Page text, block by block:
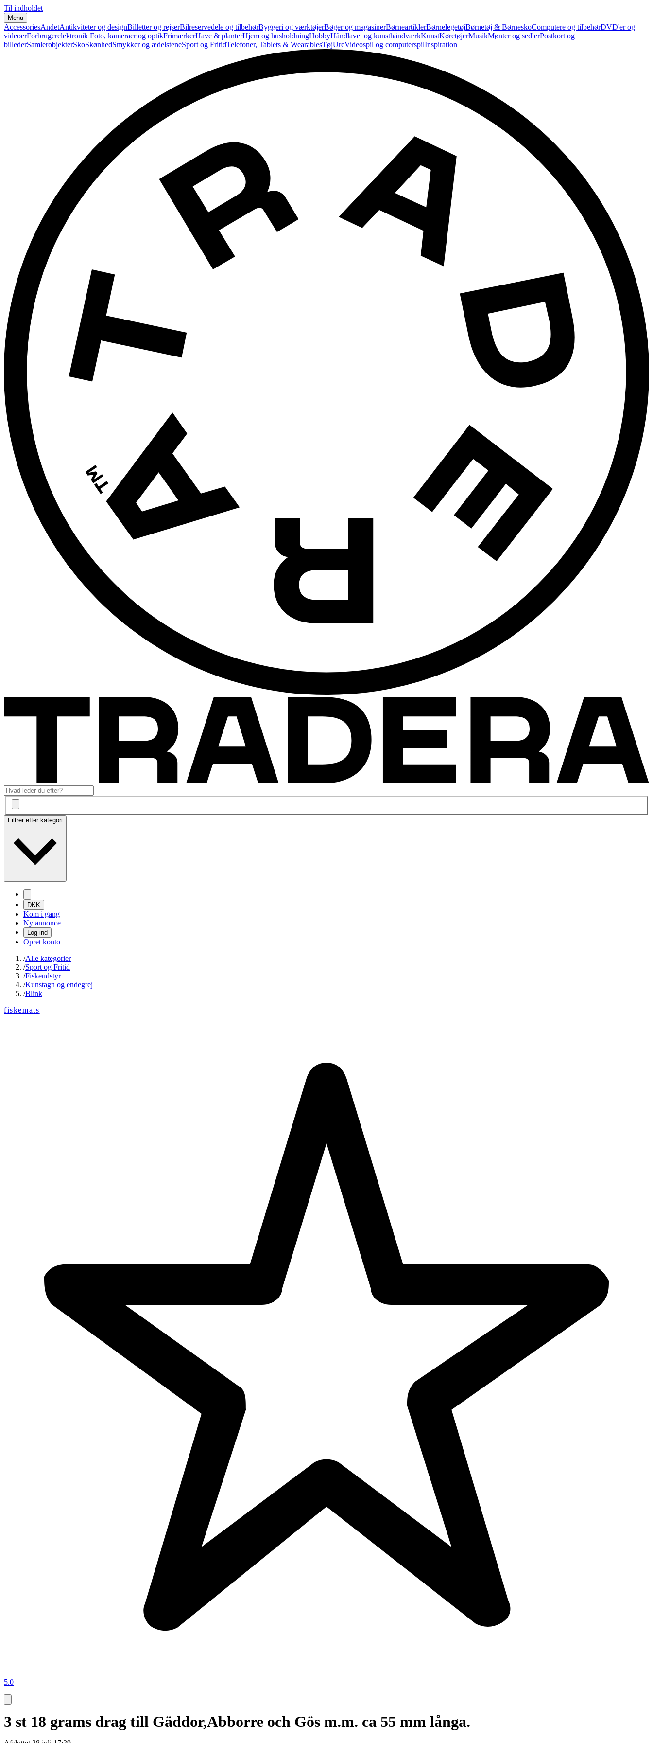
Til indholdet
Menu
AccessoriesAndetAntikviteter og designBilletter og rejserBilreservedele og tilbehørByggeri og værktøjerBøger og magasinerBørneartiklerBørnelegetøjBørnetøj & BørneskoComputere og tilbehørDVD'er og
videoerForbrugerelektronik Foto, kameraer og optikFrimærkerHave & planterHjem og husholdningHobbyHåndlavet og kunsthåndværkKunstKøretøjerMusikMønter og sedlerPostkort og
billederSamlerobjekterSkoSkønhedSmykker og ædelsteneSport og FritidTelefoner, Tablets & WearablesTøjUreVideospil og computerspilInspiration
Filtrer efter kategori
DKK
Kom i gang
Ny annonce
Log ind
Opret konto
/Alle kategorier
/Sport og Fritid
/Fiskeudstyr
/Kunstagn og endegrej
/Blink
fiskemats
5.0
3 st 18 grams drag till Gäddor,Abborre och Gös m.m. ca 55 mm långa.